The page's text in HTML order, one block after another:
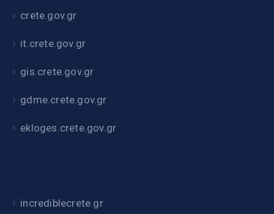
crete.gov.gr
it.crete.gov.gr
gis.crete.gov.gr
gdme.crete.gov.gr
ekloges.crete.gov.gr
incrediblecrete.gr